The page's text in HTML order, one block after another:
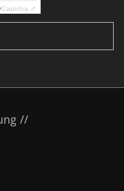
Captcha ⇗